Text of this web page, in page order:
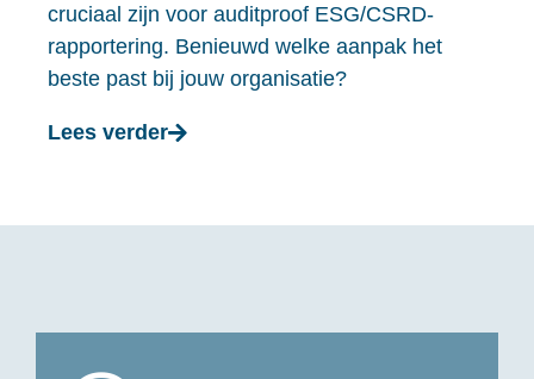
cruciaal zijn voor auditproof ESG/CSRD-
rapportering. Benieuwd welke aanpak het
beste past bij jouw organisatie?
Lees verder